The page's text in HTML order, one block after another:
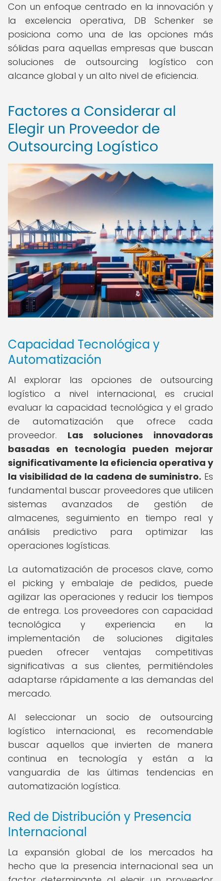
Con un enfoque centrado en la innovación y
la excelencia operativa, DB Schenker se
posiciona como una de las opciones más
sólidas para aquellas empresas que buscan
soluciones de outsourcing logístico con
alcance global y un alto nivel de eficiencia.
Factores a Considerar al
Elegir un Proveedor de
Outsourcing Logístico
Capacidad Tecnológica y
Automatización
Al explorar las opciones de outsourcing
logístico a nivel internacional, es crucial
evaluar la capacidad tecnológica y el grado
de automatización que ofrece cada
proveedor. Las soluciones innovadoras
basadas en tecnología pueden mejorar
significativamente la eficiencia operativa y
la visibilidad de la cadena de suministro. Es
fundamental buscar proveedores que utilicen
sistemas avanzados de gestión de
almacenes, seguimiento en tiempo real y
análisis predictivo para optimizar las
operaciones logísticas.
La automatización de procesos clave, como
el picking y embalaje de pedidos, puede
agilizar las operaciones y reducir los tiempos
de entrega. Los proveedores con capacidad
tecnológica y experiencia en la
implementación de soluciones digitales
pueden ofrecer ventajas competitivas
significativas a sus clientes, permitiéndoles
adaptarse rápidamente a las demandas del
mercado.
Al seleccionar un socio de outsourcing
logístico internacional, es recomendable
buscar aquellos que invierten de manera
continua en tecnología y están a la
vanguardia de las últimas tendencias en
automatización logística.
Red de Distribución y Presencia
Internacional
La expansión global de los mercados ha
hecho que la presencia internacional sea un